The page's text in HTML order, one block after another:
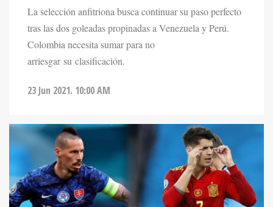
La selección anfitriona busca continuar su paso perfecto
tras las dos goleadas propinadas a Venezuela y Perú.
Colombia necesita sumar para no
arriesgar su clasificación.
23 Jun 2021. 10:00 AM